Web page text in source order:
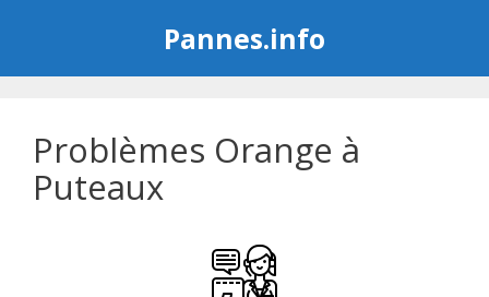
Pannes.info
Problèmes Orange à
Puteaux